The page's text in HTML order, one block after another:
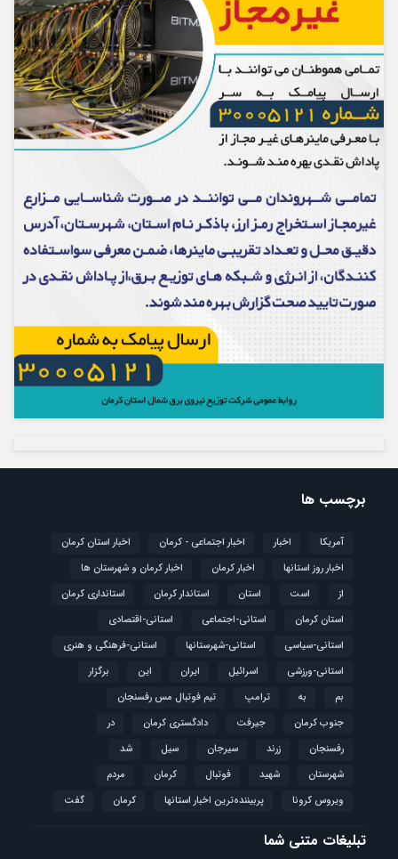
برچسب ها
آمریکا اخبار اخبار اجتماعی - کرمان
اخبار استان کرمان
اخبار روز استانها
اخبار کرمان
اخبار کرمان و شهرستان ها
از
است استان استاندار کرمان
استانداری کرمان
استان کرمان
استانی-اجتماعی
استانی-اقتصادی
استانی-سیاسی
استانی-شهرستانها
استانی-فرهنگی و هنری
استانی-ورزشی
اسرائیل ایران این
برگزار
بم
به ترامپ
تیم فوتبال مس رفسنجان
جنوب کرمان
جیرفت دادگستری کرمان
در
رفسنجان
زرند سیرجان سیل
شد
شهرستان
شهید فوتبال كرمان
مردم
ویروس کرونا
پربیننده‌ترین اخبار استانها کرمان گفت
تبلیغات متنی شما